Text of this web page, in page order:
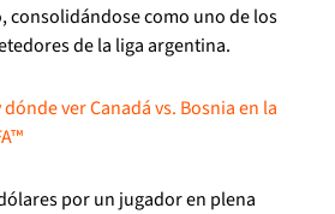
consolidándose como uno de los
de la liga argentina.
ver Canadá vs. Bosnia en la
por un jugador en plena